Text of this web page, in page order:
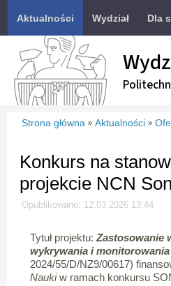
Aktualności Wydział Dla
Strona główna » Aktualności »
Konkurs na
projekcie NCN
Opublikowano: 12.03.2026 13:44
Tytuł projektu: Zastosowanie
wykrywania i
2024/55/D/NZ9/00617)
Naukiw ramach konkursu